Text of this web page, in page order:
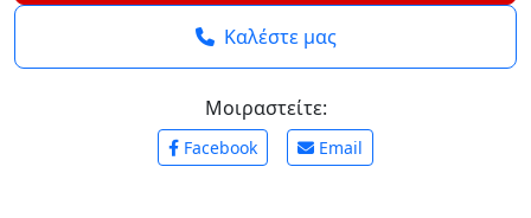
Καλέστε μας
Μοιραστείτε:
Facebook Email